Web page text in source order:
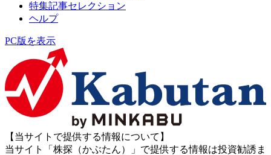
特集記事セレクション
ヘルプ
PC版を表示
【当サイトで提供する情報について】
当サイト「株探（かぶたん）」で提供する情報は投資勧誘ま